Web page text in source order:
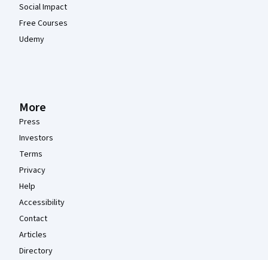
Social Impact
Free Courses
Udemy
More
Press
Investors
Terms
Privacy
Help
Accessibility
Contact
Articles
Directory